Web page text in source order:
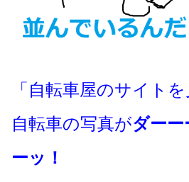
「自転車屋のサイトを
自転車の写真がダーー
ーッ！